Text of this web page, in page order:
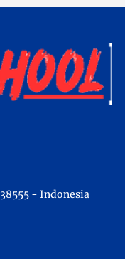
- Indonesia